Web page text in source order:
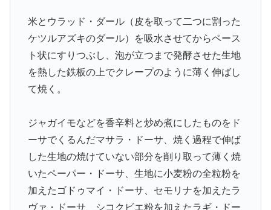
米とウラッド・ダール（皮を取って二つに割った
ケツルアズキのダール）を吸水させてからペース
ト状にすりつぶし、泡が立つまで発酵させた生地
を熱した鉄板の上でクレープのように薄く伸ばし
て焼く。
ジャガイモなどを香辛料と炒め煮にしたものをド
ーサでくるんだマサラ・ドーサ、焼く過程で伸ば
した生地の焼けていない部分を削り取って薄く焼
いたペーパー・ドーサ、生地に小麦粉の全粒粉を
加えたゴドゥマイ・ドーサ、セモリナを加えたラ
ヴァ・ドーサ、シコクビエ粉を加えたラギ・ドー